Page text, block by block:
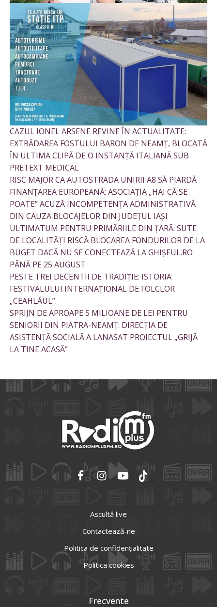
CAZUL IONEL ARSENE REVINE ÎN ACTUALITATE:
EXTRĂDAREA FOSTULUI BARON DE NEAMȚ, BLOCATĂ
ÎN ULTIMA CLIPĂ DE O INSTANȚĂ ITALIANĂ SUB
PRETEXT MEDICAL
RISC MAJOR CA AUTOSTRADA UNIRII A8 SĂ PIARDĂ
FINANȚAREA EUROPEANĂ: ASOCIAȚIA „HAI CĂ SE
POATE” ACUZĂ INCOMPETENȚA ADMINISTRATIVĂ
DIN CAUZA BLOCAJELOR DIN JUDEȚUL IAȘI
ULTIMATUM PENTRU PRIMĂRIILE DIN ȚARĂ: SUTE
DE LOCALITĂȚI RISCĂ BLOCAREA FONDURILOR DE LA
BUGET DACĂ NU SE CONECTEAZĂ LA GHIȘEUL.RO
PÂNĂ PE 25 AUGUST
PESTE TREI DECENTII DE TRADIȚIE: ISTORIA
FESTIVALULUI INTERNAȚIONAL DE FOLCLOR
„CEAHLĂUL”.
SPRIJN DE APROAPE 5 MILIOANE DE LEI PENTRU
SENIORII DIN PIATRA-NEAMȚ: DIRECȚIA DE
ASISTENȚĂ SOCIALĂ A LANASAT PROIECTUL „GRIJĂ
LA TINE ACASĂ”
Ascultă live
Contactează-ne
Politica de confidențialitate
Politica cookies
Frecvente